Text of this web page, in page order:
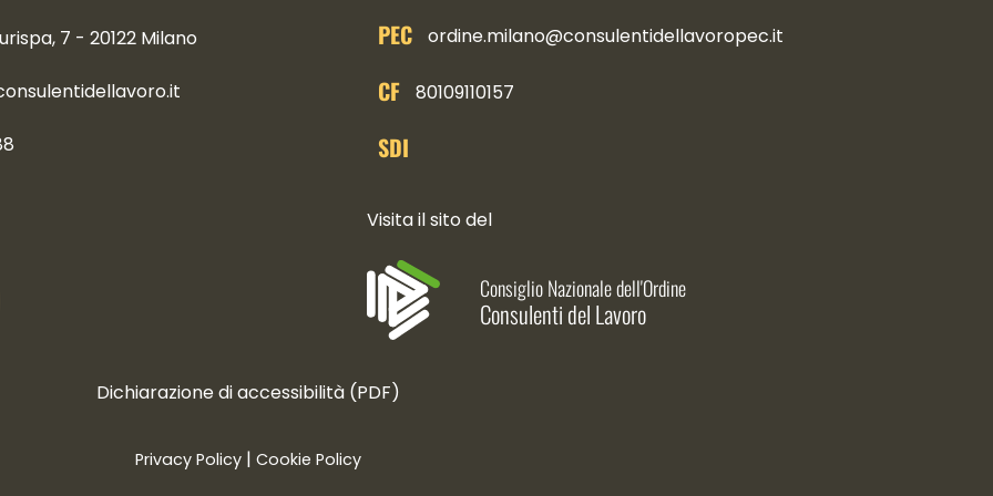
7 - 20122 Milano PEC ordine.milano@consulentidellavoropec.it
CF 80109110157
SDI
Visita il sito del
Consiglio Nazionale dell'Ordine
Consulenti del Lavoro
Dichiarazione di accessibilità (PDF)
Privacy Policy | Cookie Policy